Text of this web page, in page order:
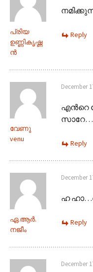
പ്രിയ
ഉണ്ണികൃഷ്ണ
ന്‍
Reply
വേണു
venu
December
എന്‍റെ
Reply
ഏ.ആര്‍.
നജീം
December
ഹ
Reply
December